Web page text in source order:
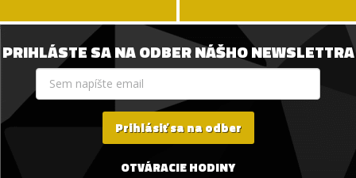
PRIHLÁSTE SA NA ODBER NÁŠHO NEWSLETTRA
Prihlásiť sa na odber
OTVÁRACIE HODINY